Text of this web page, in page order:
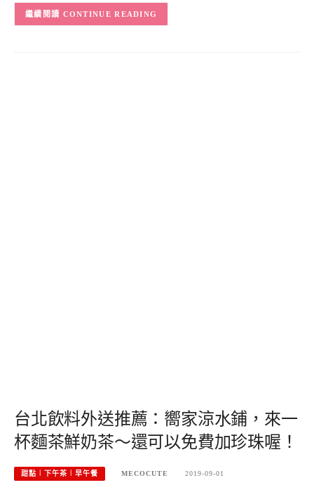
CONTINUE READING
台北飲料外送推薦：嚮家涼水鋪，來一
杯麵茶鮮奶茶～還可以免費加珍珠喔！
甜點︱下午茶︱早午餐 MECOCUTE 2019-09-01